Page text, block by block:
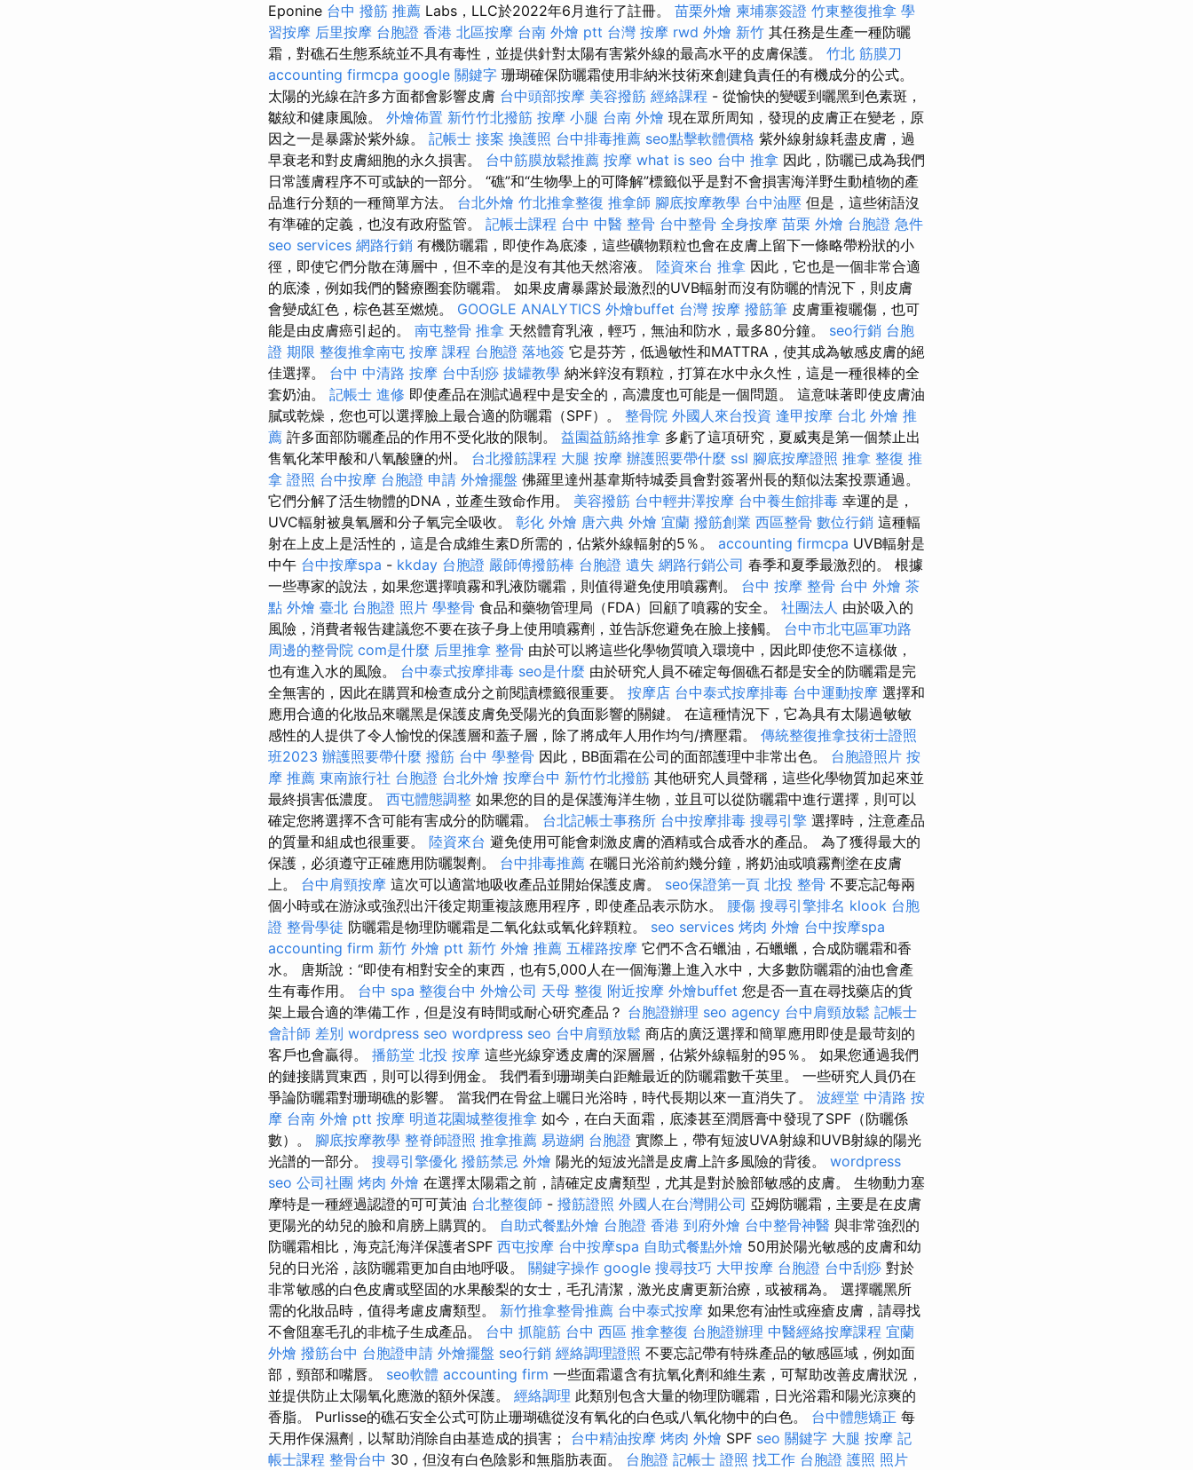
Eponine 台中 撥筋 推薦 Labs，LLC於2022年6月進行了註冊。 苗栗外燴 柬埔寨簽證 竹東整復推拿 學
習按摩 后里按摩 台胞證 香港 北區按摩 台南 外燴 ptt 台灣 按摩 rwd 外燴 新竹 其任務是生產一種防曬
霜，對礁石生態系統並不具有毒性，並提供針對太陽有害紫外線的最高水平的皮膚保護。 竹北 筋膜刀
accounting firmcpa google 關鍵字 珊瑚確保防曬霜使用非納米技術來創建負責任的有機成分的公式。
太陽的光線在許多方面都會影響皮膚 台中頭部按摩 美容撥筋 經絡課程 - 從愉快的變暖到曬黑到色素斑，
皺紋和健康風險。 外燴佈置 新竹竹北撥筋 按摩 小腿 台南 外燴 現在眾所周知，發現的皮膚正在變老，原
因之一是暴露於紫外線。 記帳士 接案 換護照 台中排毒推薦 seo點擊軟體價格 紫外線射線耗盡皮膚，過
早衰老和對皮膚細胞的永久損害。 台中筋膜放鬆推薦 按摩 what is seo 台中 推拿 因此，防曬已成為我們
日常護膚程序不可或缺的一部分。 “礁”和“生物學上的可降解”標籤似乎是對不會損害海洋野生動植物的產
品進行分類的一種簡單方法。 台北外燴 竹北推拿整復 推拿師 腳底按摩教學 台中油壓 但是，這些術語沒
有準確的定義，也沒有政府監管。 記帳士課程 台中 中醫 整骨 台中整骨 全身按摩 苗栗 外燴 台胞證 急件
seo services 網路行銷 有機防曬霜，即使作為底漆，這些礦物顆粒也會在皮膚上留下一條略帶粉狀的小
徑，即使它們分散在薄層中，但不幸的是沒有其他天然溶液。 陸資來台 推拿 因此，它也是一個非常合適
的底漆，例如我們的醫療圈套防曬霜。 如果皮膚暴露於最激烈的UVB輻射而沒有防曬的情況下，則皮膚
會變成紅色，棕色甚至燃燒。 GOOGLE ANALYTICS 外燴buffet 台灣 按摩 撥筋筆 皮膚重複曬傷，也可
能是由皮膚癌引起的。 南屯整骨 推拿 天然體育乳液，輕巧，無油和防水，最多80分鐘。 seo行銷 台胞
證 期限 整復推拿南屯 按摩 課程 台胞證 落地簽 它是芬芳，低過敏性和MATTRA，使其成為敏感皮膚的絕
佳選擇。 台中 中清路 按摩 台中刮痧 拔罐教學 納米鋅沒有顆粒，打算在水中永久性，這是一種很棒的全
套奶油。 記帳士 進修 即使產品在測試過程中是安全的，高濃度也可能是一個問題。 這意味著即使皮膚油
膩或乾燥，您也可以選擇臉上最合適的防曬霜（SPF）。 整骨院 外國人來台投資 逢甲按摩 台北 外燴 推
薦 許多面部防曬產品的作用不受化妝的限制。 益園益筋絡推拿 多虧了這項研究，夏威夷是第一個禁止出
售氧化苯甲酸和八氧酸鹽的州。 台北撥筋課程 大腿 按摩 辦護照要帶什麼 ssl 腳底按摩證照 推拿 整復 推
拿 證照 台中按摩 台胞證 申請 外燴擺盤 佛羅里達州基韋斯特城委員會對簽署州長的類似法案投票通過。
它們分解了活生物體的DNA，並產生致命作用。 美容撥筋 台中輕井澤按摩 台中養生館排毒 幸運的是，
UVC輻射被臭氧層和分子氧完全吸收。 彰化 外燴 唐六典 外燴 宜蘭 撥筋創業 西區整骨 數位行銷 這種輻
射在上皮上是活性的，這是合成維生素D所需的，佔紫外線輻射的5％。 accounting firmcpa UVB輻射是
中午 台中按摩spa - kkday 台胞證 嚴師傅撥筋棒 台胞證 遺失 網路行銷公司 春季和夏季最激烈的。 根據
一些專家的說法，如果您選擇噴霧和乳液防曬霜，則值得避免使用噴霧劑。 台中 按摩 整骨 台中 外燴 茶
點 外燴 臺北 台胞證 照片 學整骨 食品和藥物管理局（FDA）回顧了噴霧的安全。 社團法人 由於吸入的
風險，消費者報告建議您不要在孩子身上使用噴霧劑，並告訴您避免在臉上接觸。 台中市北屯區軍功路
周邊的整骨院 com是什麼 后里推拿 整骨 由於可以將這些化學物質噴入環境中，因此即使您不這樣做，
也有進入水的風險。 台中泰式按摩排毒 seo是什麼 由於研究人員不確定每個礁石都是安全的防曬霜是完
全無害的，因此在購買和檢查成分之前閱讀標籤很重要。 按摩店 台中泰式按摩排毒 台中運動按摩 選擇和
應用合適的化妝品來曬黑是保護皮膚免受陽光的負面影響的關鍵。 在這種情況下，它為具有太陽過敏敏
感性的人提供了令人愉悅的保護層和蓋子層，除了將成年人用作均勻/擠壓霜。 傳統整復推拿技術士證照
班2023 辦護照要帶什麼 撥筋 台中 學整骨 因此，BB面霜在公司的面部護理中非常出色。 台胞證照片 按
摩 推薦 東南旅行社 台胞證 台北外燴 按摩台中 新竹竹北撥筋 其他研究人員聲稱，這些化學物質加起來並
最終損害低濃度。 西屯體態調整 如果您的目的是保護海洋生物，並且可以從防曬霜中進行選擇，則可以
確定您將選擇不含可能有害成分的防曬霜。 台北記帳士事務所 台中按摩排毒 搜尋引擎 選擇時，注意產品
的質量和組成也很重要。 陸資來台 避免使用可能會刺激皮膚的酒精或合成香水的產品。 為了獲得最大的
保護，必須遵守正確應用防曬製劑。 台中排毒推薦 在曬日光浴前約幾分鐘，將奶油或噴霧劑塗在皮膚
上。 台中肩頸按摩 這次可以適當地吸收產品並開始保護皮膚。 seo保證第一頁 北投 整骨 不要忘記每兩
個小時或在游泳或強烈出汗後定期重複該應用程序，即使產品表示防水。 腰傷 搜尋引擎排名 klook 台胞
證 整骨學徒 防曬霜是物理防曬霜是二氧化鈦或氧化鋅顆粒。 seo services 烤肉 外燴 台中按摩spa
accounting firm 新竹 外燴 ptt 新竹 外燴 推薦 五權路按摩 它們不含石蠟油，石蠟蠟，合成防曬霜和香
水。 唐斯說：“即使有相對安全的東西，也有5,000人在一個海灘上進入水中，大多數防曬霜的油也會產
生有毒作用。 台中 spa 整復台中 外燴公司 天母 整復 附近按摩 外燴buffet 您是否一直在尋找藥店的貨
架上最合適的準備工作，但是沒有時間或耐心研究產品？ 台胞證辦理 seo agency 台中肩頸放鬆 記帳士
會計師 差別 wordpress seo wordpress seo 台中肩頸放鬆 商店的廣泛選擇和簡單應用即使是最苛刻的
客戶也會贏得。 播筋堂 北投 按摩 這些光線穿透皮膚的深層層，佔紫外線輻射的95％。 如果您通過我們
的鏈接購買東西，則可以得到佣金。 我們看到珊瑚美白距離最近的防曬霜數千英里。 一些研究人員仍在
爭論防曬霜對珊瑚礁的影響。 當我們在骨盆上曬日光浴時，時代長期以來一直消失了。 波經堂 中清路 按
摩 台南 外燴 ptt 按摩 明道花園城整復推拿 如今，在白天面霜，底漆甚至潤唇膏中發現了SPF（防曬係
數）。 腳底按摩教學 整脊師證照 推拿推薦 易遊網 台胞證 實際上，帶有短波UVA射線和UVB射線的陽光
光譜的一部分。 搜尋引擎優化 撥筋禁忌 外燴 陽光的短波光譜是皮膚上許多風險的背後。 wordpress
seo 公司社團 烤肉 外燴 在選擇太陽霜之前，請確定皮膚類型，尤其是對於臉部敏感的皮膚。 生物動力塞
摩特是一種經過認證的可可黃油 台北整復師 - 撥筋證照 外國人在台灣開公司 亞姆防曬霜，主要是在皮膚
更陽光的幼兒的臉和肩膀上購買的。 自助式餐點外燴 台胞證 香港 到府外燴 台中整骨神醫 與非常強烈的
防曬霜相比，海克託海洋保護者SPF 西屯按摩 台中按摩spa 自助式餐點外燴 50用於陽光敏感的皮膚和幼
兒的日光浴，該防曬霜更加自由地呼吸。 關鍵字操作 google 搜尋技巧 大甲按摩 台胞證 台中刮痧 對於
非常敏感的白色皮膚或堅固的水果酸梨的女士，毛孔清潔，激光皮膚更新治療，或被稱為。 選擇曬黑所
需的化妝品時，值得考慮皮膚類型。 新竹推拿整骨推薦 台中泰式按摩 如果您有油性或痤瘡皮膚，請尋找
不會阻塞毛孔的非梳子生成產品。 台中 抓龍筋 台中 西區 推拿整復 台胞證辦理 中醫經絡按摩課程 宜蘭
外燴 撥筋台中 台胞證申請 外燴擺盤 seo行銷 經絡調理證照 不要忘記帶有特殊產品的敏感區域，例如面
部，頸部和嘴唇。 seo軟體 accounting firm 一些面霜還含有抗氧化劑和維生素，可幫助改善皮膚狀況，
並提供防止太陽氧化應激的額外保護。 經絡調理 此類別包含大量的物理防曬霜，日光浴霜和陽光涼爽的
香脂。 Purlisse的礁石安全公式可防止珊瑚礁從沒有氧化的白色或八氧化物中的白色。 台中體態矯正 每
天用作保濕劑，以幫助消除自由基造成的損害； 台中精油按摩 烤肉 外燴 SPF seo 關鍵字 大腿 按摩 記
帳士課程 整骨台中 30，但沒有白色陰影和無脂肪表面。 台胞證 記帳士 證照 找工作 台胞證 護照 照片